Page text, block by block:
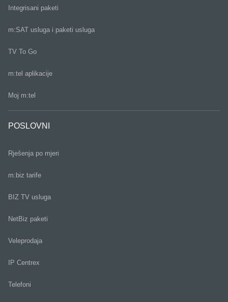
Integrisani paketi
m:SAT usluga i paketi usluga
TV To Go
m:tel aplikacije
Moj m:tel
POSLOVNI
Rješenja po mjeri
m:biz tarife
BIZ TV usluga
NetBiz paketi
Veleprodaja
IP Centrex
Telefoni